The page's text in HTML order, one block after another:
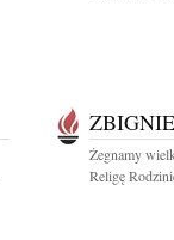
Żegnamy
Religę